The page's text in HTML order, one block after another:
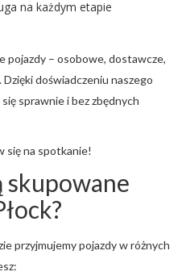
na każdym etapie
pojazdy – osobowe, dostawcze,
doświadczeniu naszego
sprawnie i bez zbędnych
się na spotkanie!
skupowane
przyjmujemy pojazdy w różnych